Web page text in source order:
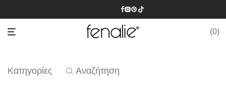
0
Κατηγορίες Αναζήτηση